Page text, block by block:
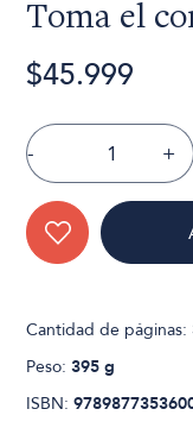
Toma el
$45.999
- +
Cantidad de páginas:
Peso:395 g
ISBN: